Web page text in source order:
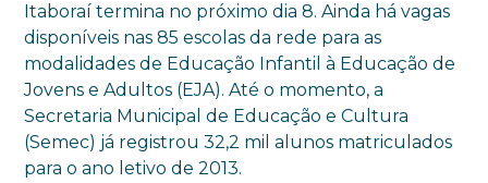
Itaboraí termina no próximo dia 8. Ainda há vagas
disponíveis nas 85 escolas da rede para as
modalidades de Educação Infantil à Educação de
Jovens e Adultos (EJA). Até o momento, a
Secretaria Municipal de Educação e Cultura
(Semec) já registrou 32,2 mil alunos matriculados
para o ano letivo de 2013.